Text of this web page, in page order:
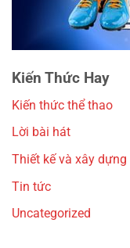
Kiến Thức Hay
Kiến thức thể thao
Lời bài hát
Thiết kế và xây dựng
Tin tức
Uncategorized